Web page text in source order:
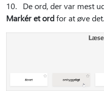
10. De ord, der var mest
Markér et ordfor at øve det.